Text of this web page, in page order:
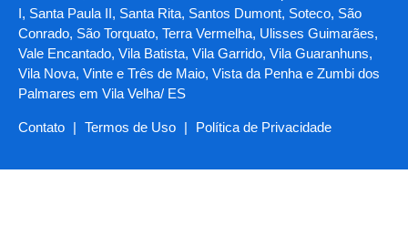
I, Santa Paula II, Santa Rita, Santos Dumont, Soteco, São
Conrado, São Torquato, Terra Vermelha, Ulisses Guimarães,
Vale Encantado, Vila Batista, Vila Garrido, Vila Guaranhuns,
Vila Nova, Vinte e Três de Maio, Vista da Penha e Zumbi dos
Palmares em Vila Velha/ ES
Contato | Termos de Uso | Política de Privacidade